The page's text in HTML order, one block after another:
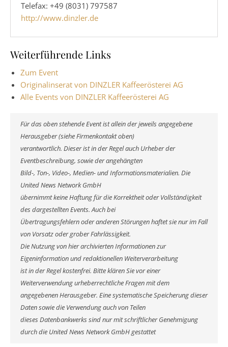
Telefax: +49 (8031) 797587
http://www.dinzler.de
Weiterführende Links
Zum Event
Originalinserat von DINZLER Kaffeerösterei AG
Alle Events von DINZLER Kaffeerösterei AG
Für das oben stehende Event ist allein der jeweils angegebene
Herausgeber (siehe Firmenkontakt oben)
verantwortlich. Dieser ist in der Regel auch Urheber der
Eventbeschreibung, sowie der angehängten
Bild-, Ton-, Video-, Medien- und Informationsmaterialien. Die
United News Network GmbH
übernimmt keine Haftung für die Korrektheit oder Vollständigkeit
des dargestellten Events. Auch bei
Übertragungsfehlern oder anderen Störungen haftet sie nur im Fall
von Vorsatz oder grober Fahrlässigkeit.
Die Nutzung von hier archivierten Informationen zur
Eigeninformation und redaktionellen Weiterverarbeitung
ist in der Regel kostenfrei. Bitte klären Sie vor einer
Weiterverwendung urheberrechtliche Fragen mit dem
angegebenen Herausgeber. Eine systematische Speicherung dieser
Daten sowie die Verwendung auch von Teilen
dieses Datenbankwerks sind nur mit schriftlicher Genehmigung
durch die United News Network GmbH gestattet